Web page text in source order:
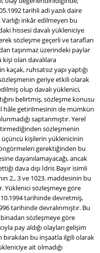
tarihli adi yazılı daire
Varlığı inkâr edilmeyen bu
hissesi davalı yükleniciye
sözleşme geçerli ve tarafları
taşınmaz üzerindeki paylar
olan davalılara
ruhsatsız yapı yaptığı
geriye etkili olarak
olup davalı yüklenici,
belirtmiş, sözleşme konusu
hâle getirilmesinin de mümkün
saptanmıştır. Yerel
sözleşmenin
kişilerin yüklenicinin
gerektiğinden bu
dayanılamayacağı, ancak
dava dışı İdris Bayır isimli
2., 3 ve 1023. maddesinin bu
Yüklenici sözleşmeye göre
tarihinde devretmiş,
tarihinde devralınmıştır. Bu
binadan sözleşmeye göre
pay aldığı olayları gelişim
bırakılan bu inşaatla ilgili olarak
ait olmadığı